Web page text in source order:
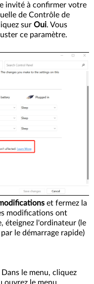
invité à confirmer votre
de Contrôle de
sur Oui. Vous
ce paramètre.
et fermez la
modifications ont
éteignez l'ordinateur (le
le démarrage rapide)
le menu, cliquez